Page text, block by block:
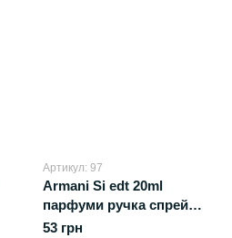
Артикул: 97
Armani Si edt 20ml
парфуми ручка спрей
скло на блістері
53 грн